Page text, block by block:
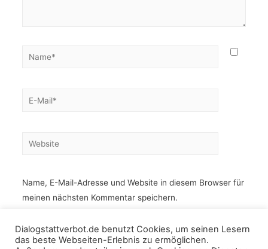
Name*
E-
Website
Name, E-Mail-Adresse und Website in diesem Browser für
meinen nächsten Kommentar speichern.
Dialogstattverbot.de benutzt Cookies, um seinen Lesern
das beste Webseiten-Erlebnis zu ermöglichen.